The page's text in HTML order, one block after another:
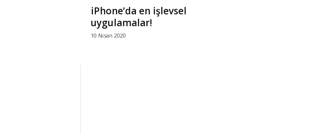
E
iPhone’da en işlevsel
uygulamalar!
10 Nisan 2020